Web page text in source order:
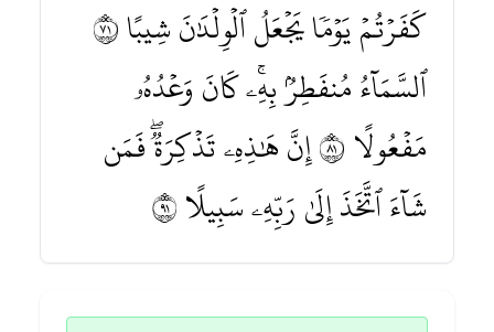
كَفَرۡتُمۡ يَوۡمٗا يَجۡعَلُ ٱلۡوِلۡدَٰنَ شِيبًا ١٧
ٱلسَّمَآءُ مُنفَطِرُۢ بِهِۦۚ كَانَ وَعۡدُهُۥ
مَفۡعُولًا ١٨ إِنَّ هَٰذِهِۦ تَذۡكِرَةٞۖ فَمَن
شَآءَ ٱتَّخَذَ إِلَىٰ رَبِّهِۦ سَبِيلًا ١٩